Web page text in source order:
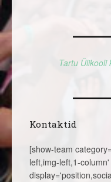
Tartu Ülikooli
Kontaktid
[show-team
left,img-left,1-column'